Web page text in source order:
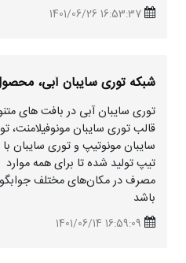
16:53:37 1401/06/26
شبکه توری سایبان آبی،
توری سایبان آبی در بافت های
قالب توری سایبان مونوفیلامنت،
سایبان مونوتیپ و توری سایبان
تیپ تولید شده تا برای همه موارد
مصرف در مکان‌های مختلف جوابگو
باشد
16:59:09 1401/06/14